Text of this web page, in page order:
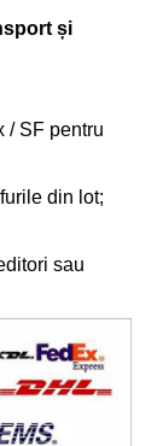
și
/ SF pentru
din lot;
sau